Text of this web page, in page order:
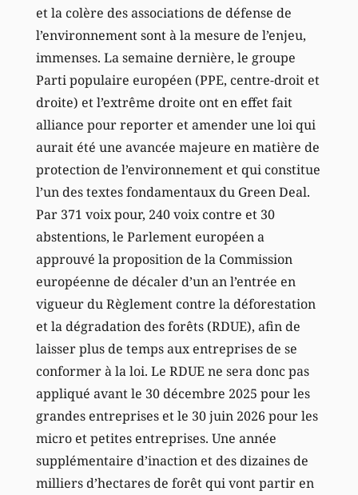
et la colère des associations de défense de
l’environnement sont à la mesure de l’enjeu,
immenses. La semaine dernière, le groupe
Parti populaire européen (PPE, centre-droit et
droite) et l’extrême droite ont en effet fait
alliance pour reporter et amender une loi qui
aurait été une avancée majeure en matière de
protection de l’environnement et qui constitue
l’un des textes fondamentaux du Green Deal.
Par 371 voix pour, 240 voix contre et 30
abstentions, le Parlement européen a
approuvé la proposition de la Commission
européenne de décaler d’un an l’entrée en
vigueur du Règlement contre la déforestation
et la dégradation des forêts (RDUE), afin de
laisser plus de temps aux entreprises de se
conformer à la loi. Le RDUE ne sera donc pas
appliqué avant le 30 décembre 2025 pour les
grandes entreprises et le 30 juin 2026 pour les
micro et petites entreprises. Une année
supplémentaire d’inaction et des dizaines de
milliers d’hectares de forêt qui vont partir en